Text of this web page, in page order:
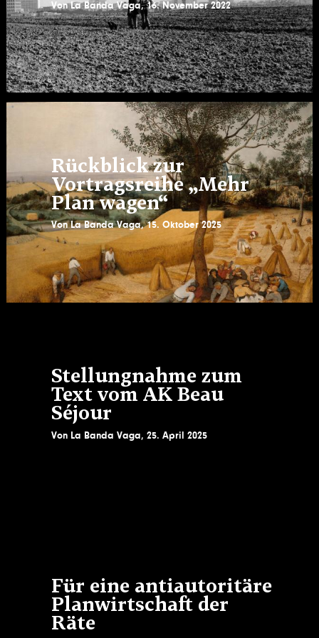
VonLa Banda Vaga,16. November 2022
Rückblick zur
Vortragsreihe „Mehr
Plan wagen“
VonLa Banda Vaga,15. Oktober 2025
Stellungnahme zum
Text vom AK Beau
Séjour
Von La Banda Vaga, 25. April 2025
Für eine antiautoritäre
Planwirtschaft der
Räte